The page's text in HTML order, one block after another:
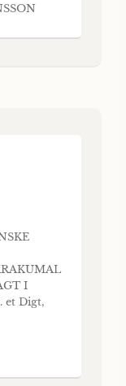
Forsøg
I
et Digt,